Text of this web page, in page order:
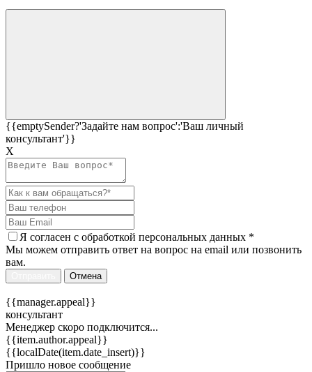
{{emptySender?'Задайте нам вопрос':'Ваш личный
консультант'}}
Х
Я согласен c обработкой персональных данных *
Мы можем отправить ответ на вопрос на email или позвонить
вам.
Отмена
{{manager.appeal}}
консультант
Менеджер скоро подключится...
{{item.author.appeal}}
{{localDate(item.date_insert)}}
Пришло новое сообщение